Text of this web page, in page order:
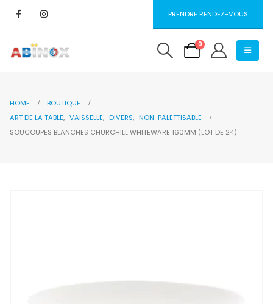
PRENDRE RENDEZ-VOUS
0
HOME
BOUTIQUE
ART DE LA TABLE, VAISSELLE, DIVERS, NON-PALETTISABLE
SOUCOUPES BLANCHES CHURCHILL WHITEWARE 160MM (LOT DE 24)